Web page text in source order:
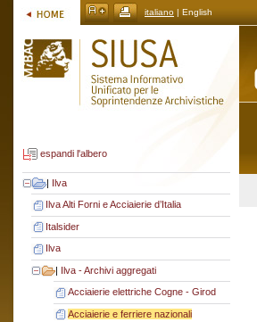
italiano | English
espandi l'albero
| Ilva
Ilva Alti Forni e Acciaierie d’Italia
Italsider
Ilva
| Ilva - Archivi aggregati
Acciaierie elettriche Cogne - Girod
Acciaierie e ferriere nazionali